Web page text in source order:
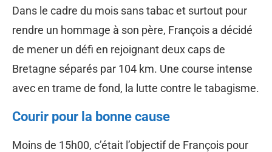
Dans le cadre du mois sans tabac et surtout pour
rendre un hommage à son père, François a décidé
de mener un défi en rejoignant deux caps de
Bretagne séparés par 104 km. Une course intense
avec en trame de fond, la lutte contre le tabagisme.
Courir pour la bonne cause
Moins de 15h00, c’était l’objectif de François pour